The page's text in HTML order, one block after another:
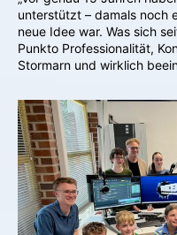
unterstützt – damals noch
neue Idee war. Was sich
Punkto Professionalität,
Stormarn und wirklich